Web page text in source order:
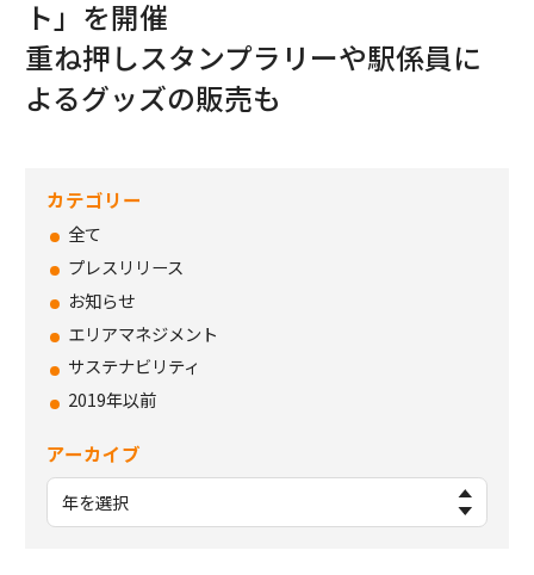
ト」を開催
重ね押しスタンプラリーや駅係員に
よるグッズの販売も
カテゴリー
全て
プレスリリース
お知らせ
エリアマネジメント
サステナビリティ
2019年以前
アーカイブ